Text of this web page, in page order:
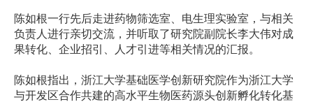
陈如根一行先后走进药物筛选室、电生理实验室，与相关
负责人进行亲切交流，并听取了研究院副院长李大伟对成
果转化、企业招引、人才引进等相关情况的汇报。
陈如根指出，浙江大学基础医学创新研究院作为浙江大学
与开发区合作共建的高水平生物医药源头创新孵化转化基